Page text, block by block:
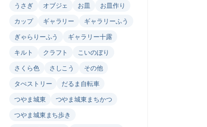
うさぎ
オブジェ お皿
お皿作り
カップ
ギャラリー
ギャラリーふう
ぎゃらりーふう
ギャラリー十露
キルト
クラフト
こいのぼり
さくら色
さしこう
その他
タぺストリー
だるま自転車
つやま城東
つやま城東まちかつ
つやま城東まち歩き